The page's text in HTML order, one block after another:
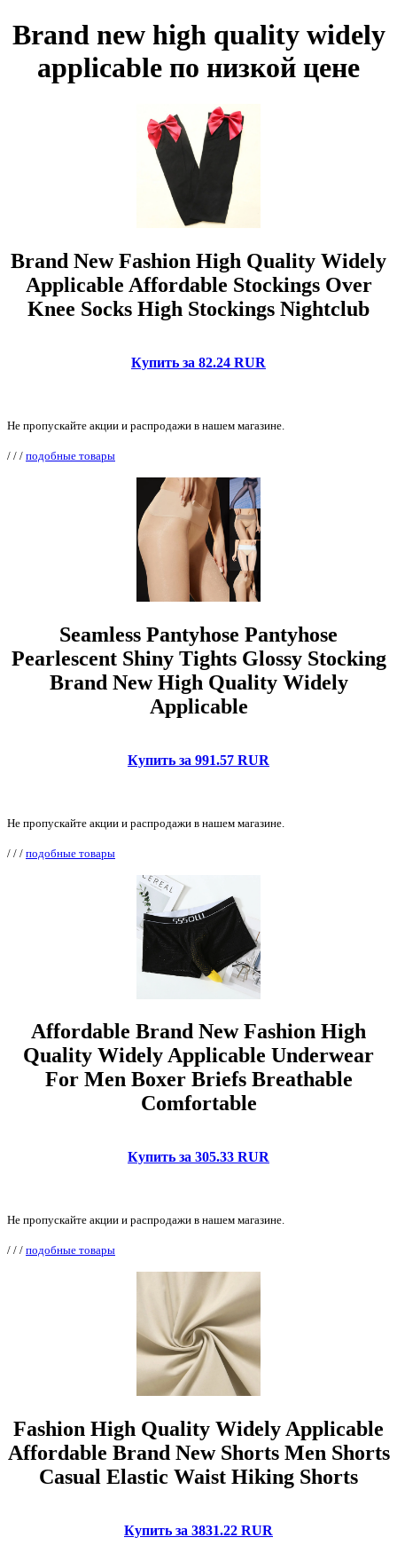
Brand new high quality widely
applicable по низкой цене
Brand New Fashion High Quality Widely
Applicable Affordable Stockings Over
Knee Socks High Stockings Nightclub
Купить за 82.24 RUR
Не пропускайте акции и распродажи в нашем магазине.
/ / / подобные товары
Seamless Pantyhose Pantyhose
Pearlescent Shiny Tights Glossy Stocking
Brand New High Quality Widely
Applicable
Купить за 991.57 RUR
Не пропускайте акции и распродажи в нашем магазине.
/ / / подобные товары
Affordable Brand New Fashion High
Quality Widely Applicable Underwear
For Men Boxer Briefs Breathable
Comfortable
Купить за 305.33 RUR
Не пропускайте акции и распродажи в нашем магазине.
/ / / подобные товары
Fashion High Quality Widely Applicable
Affordable Brand New Shorts Men Shorts
Casual Elastic Waist Hiking Shorts
Купить за 3831.22 RUR